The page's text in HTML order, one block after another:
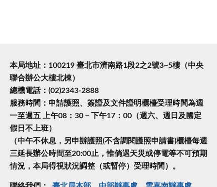
本局地址：100219 臺北市濟南路1段2之2號3~5樓（中央
聯合辦公大樓北棟）
總機電話：(02)2343-2888
服務時間：申請護照、簽證及文件證明櫃檯受理時間為週
一至週五 上午08：30－下午17：00（週六、週日及國定
假日不上班）
（中午不休息，另申辦護照(不含調閱護照申請書)櫃檯每週
三延長辦公時間至20:00止，惟倘遇天災或停電等不可預期
情況，本局得視狀況調整（或暫停）受理時間）。